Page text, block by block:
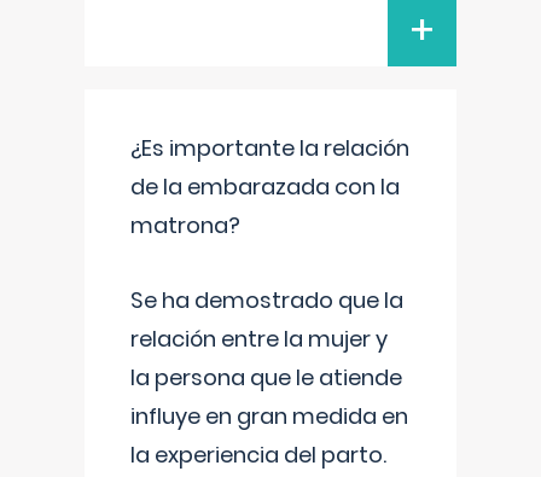
+
¿Es importante la relación
de la embarazada con la
matrona?
Se ha demostrado que la
relación entre la mujer y
la persona que le atiende
influye en gran medida en
la experiencia del parto.